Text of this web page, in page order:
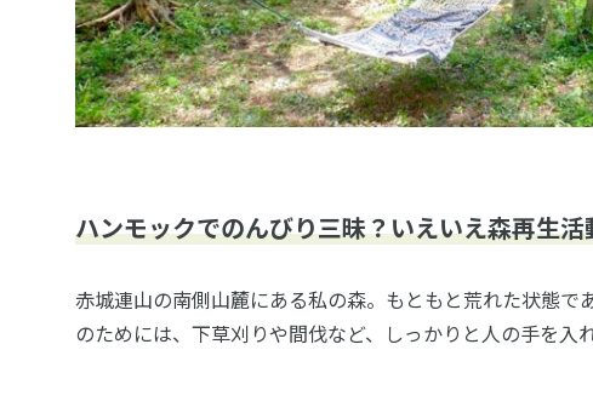
ハンモックでのんびり三昧？いえいえ森再生
赤城連山の南側山麓にある私の森。もともと荒れた状態
のためには、下草刈りや間伐など、しっかりと人の手を入